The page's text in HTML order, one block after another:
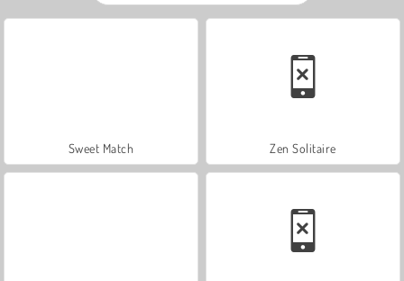
Sweet Match Zen Solitaire